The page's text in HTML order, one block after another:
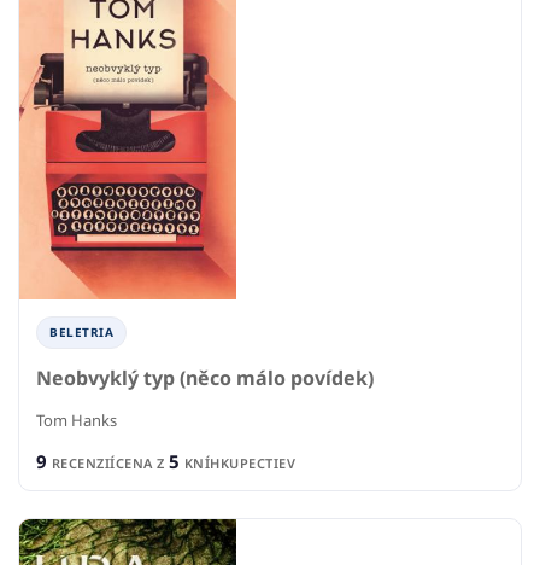
BELETRIA
Neobvyklý typ (něco málo povídek)
Tom Hanks
9 RECENZIÍCENA Z 5 KNÍHKUPECTIEV